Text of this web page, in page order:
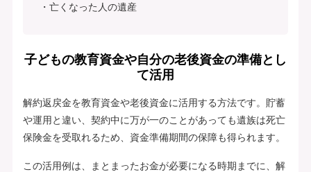
亡くなった人の遺産
子どもの教育資金や自分の老後資金の準備とし
て活用
解約返戻金を教育資金や老後資金に活用する方法です。貯蓄
や運用と違い、契約中に万が一のことがあっても遺族は死亡
保険金を受取れるため、資金準備期間の保障も得られます。
この活用例は、まとまったお金が必要になる時期までに、解